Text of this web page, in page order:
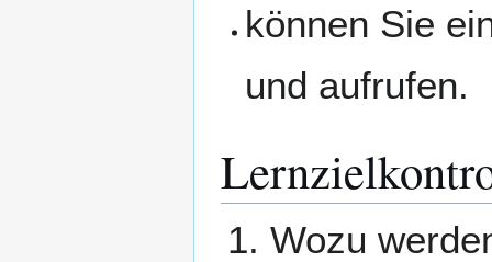
können Sie
und aufrufen.
Wozu